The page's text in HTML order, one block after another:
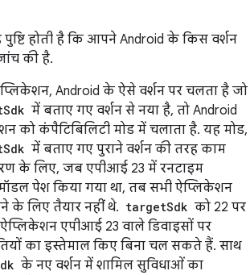
होती है कि आपने Android के किस वर्शन
की है.
Android के ऐसे वर्शन पर चलता है जो
में बताए गए वर्शन से नया है, तो Android
को कंपैटिबिलिटी मोड में चलाता है. यह मोड,
में बताए गए पुराने वर्शन की तरह काम
के लिए, जब एपीआई 23 में रनटाइम
पेश किया गया था, तब सभी ऐप्लिकेशन
के लिए तैयार नहीं थे. targetSdk को 22 पर
एपीआई 23 वाले डिवाइसों पर
का इस्तेमाल किए बिना चल सकते हैं. साथ
के नए वर्शन में शामिल सुविधाओं का